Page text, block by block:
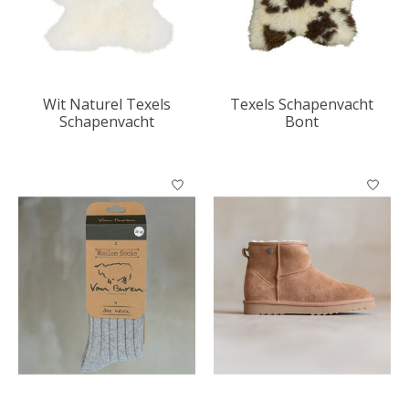
Wit Naturel Texels
Schapenvacht
Texels Schapenvacht
Bont